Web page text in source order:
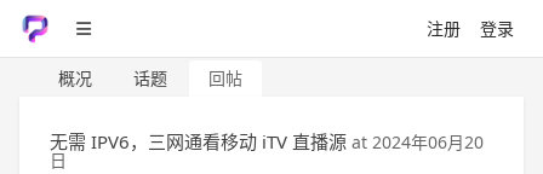
注册 登录
概况 话题 回帖
无需 IPV6，三网通看移动 iTV 直播源 at 2024年06月20
日